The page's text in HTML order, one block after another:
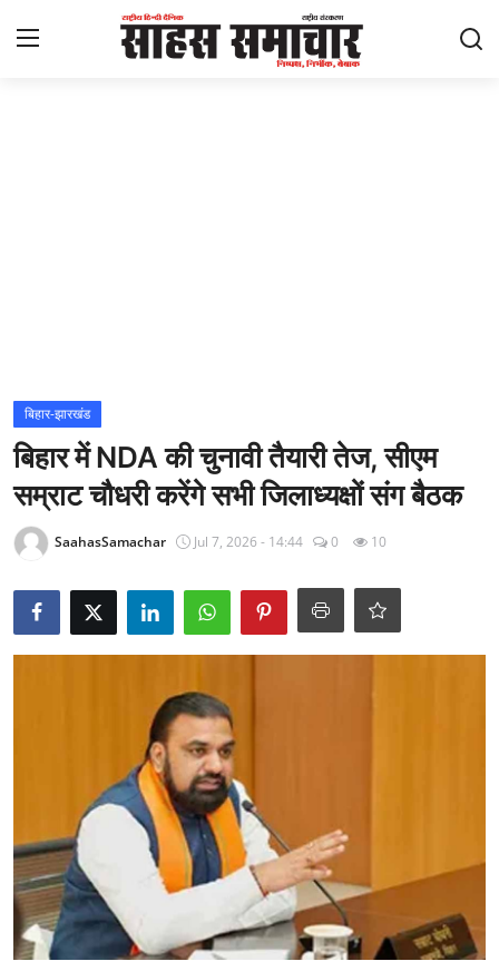
राज्य
अंतराष्ट्रीय
राजनीति
Epaper
बिहार-झारखंड
बिहार में NDA की चुनावी तैयारी तेज, सीएम
सम्राट चौधरी करेंगे सभी जिलाध्यक्षों संग बैठक
SaahasSamachar Jul 7, 2026 - 14:44 0 10